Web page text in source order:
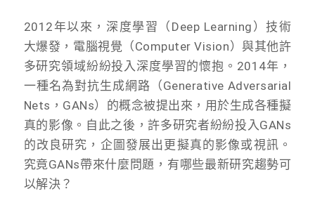
2012年以來，深度學習（Deep Learning）技術
大爆發，電腦視覺（Computer Vision）與其他許
多研究領域紛紛投入深度學習的懷抱。2014年，
一種名為對抗生成網路（Generative Adversarial
Nets，GANs）的概念被提出來，用於生成各種擬
真的影像。自此之後，許多研究者紛紛投入GANs
的改良研究，企圖發展出更擬真的影像或視訊。
究竟GANs帶來什麼問題，有哪些最新研究趨勢可
以解決？